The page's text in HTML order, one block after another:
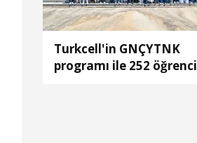
Turkcell'in GNÇYTNK
programı ile 252 öğrenci